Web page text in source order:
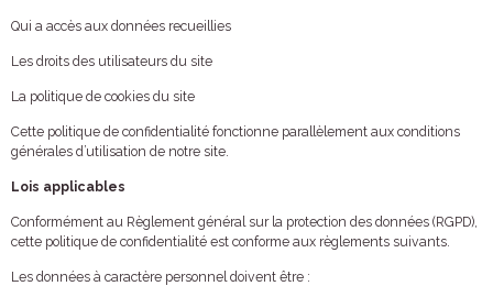
Qui a accès aux données recueillies
Les droits des utilisateurs du site
La politique de cookies du site
Cette politique de confidentialité fonctionne parallèlement aux conditions
générales d’utilisation de notre site.
Lois applicables
Conformément au Règlement général sur la protection des données (RGPD),
cette politique de confidentialité est conforme aux règlements suivants.
Les données à caractère personnel doivent être :